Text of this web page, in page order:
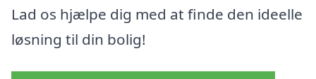
Lad os hjælpe dig med at finde den ideelle
løsning til din bolig!